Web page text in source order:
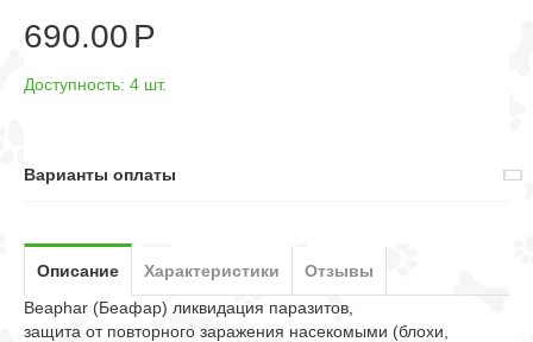
690.00 Р
Доступность: 4 шт.
Варианты оплаты
Описание Характеристики
Отзывы
Beaphar (Беафар) ликвидация паразитов,
защита от повторного заражения насекомыми (блохи,